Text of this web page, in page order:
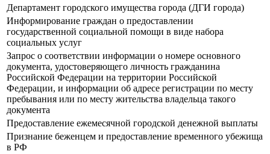
Департамент городского имущества города (ДГИ города)
Информирование граждан о предоставлении
государственной социальной помощи в виде набора
социальных услуг
Запрос о соответствии информации о номере основного
документа, удостоверяющего личность гражданина
Российской Федерации на территории Российской
Федерации, и информации об адресе регистрации по месту
пребывания или по месту жительства владельца такого
документа
Предоставление ежемесячной городской денежной выплаты
Признание беженцем и предоставление временного убежища
в РФ